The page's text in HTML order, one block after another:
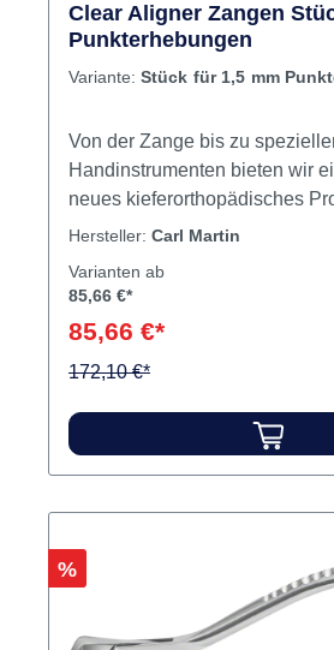
Clear Aligner Zangen
Punkterhebungen
Variante: Stück für 1,5 mm
Von der Zange bis zu
Handinstrumenten bieten wir
neues kieferorthopädisches
Einheitliches Design bei der
Hersteller: Carl Martin
Varianten ab
85,66 €*
85,66 €*
172,10 €*
Rabatt
%